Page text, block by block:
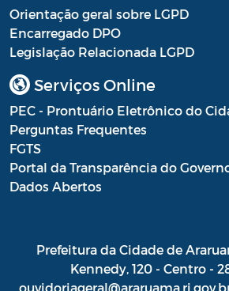
Orientação geral sobre LGPD
Encarregado DPO
Legislação Relacionada LGPD
Serviços Online
PEC - Prontuário Eletrônico do
Perguntas Frequentes
FGTS
Portal da Transparência do
Dados Abertos
Prefeitura da Cidade de
Kennedy, 120 - Centro -